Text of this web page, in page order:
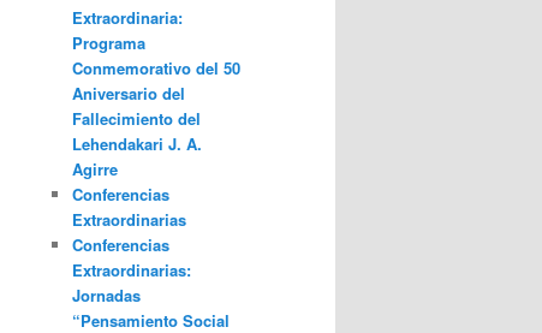
Extraordinaria:
Programa
Conmemorativo del 50
Aniversario del
Fallecimiento del
Lehendakari J. A.
Agirre
Conferencias
Extraordinarias
Conferencias
Extraordinarias:
Jornadas
“Pensamiento Social